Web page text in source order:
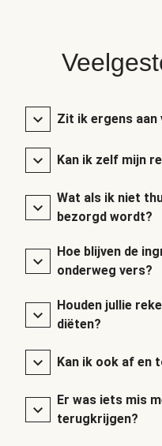
Zit ik ergens aan
Kan ik zelf mijn
Wat als ik niet
bezorgd wordt?
Hoe blijven de
onderweg vers?
Houden jullie
diëten?
Kan ik ook af en
Er was iets mis
terugkrijgen?